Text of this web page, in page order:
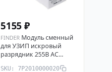
5155 ₽
FINDER Модуль сменный
для УЗИП искровый
разрядник 255В AC
SKU: 7P2010000020